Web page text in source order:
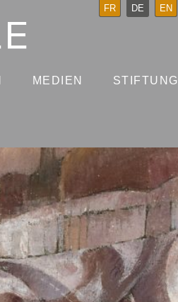
MEDIEN STIFTUNG
FR DE EN